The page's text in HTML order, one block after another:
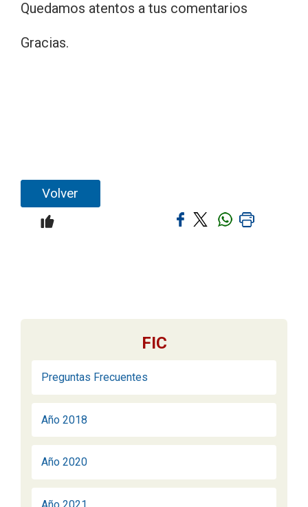
Quedamos atentos a tus comentarios
Gracias.
Volver
FIC
Preguntas Frecuentes
Año 2018
Año 2020